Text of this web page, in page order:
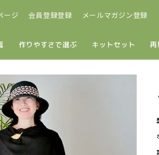
ージ 会員登録登録 メールマガジン登録
作りやすさで選ぶ キットセット 再